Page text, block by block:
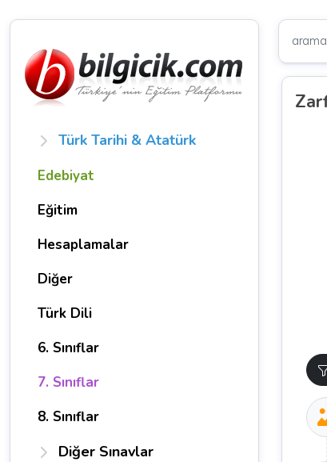
Türk Tarihi & Atatürk
Edebiyat
Eğitim
Hesaplamalar
Diğer
Türk Dili
6. Sınıflar
7. Sınıflar
8. Sınıflar
Diğer Sınavlar